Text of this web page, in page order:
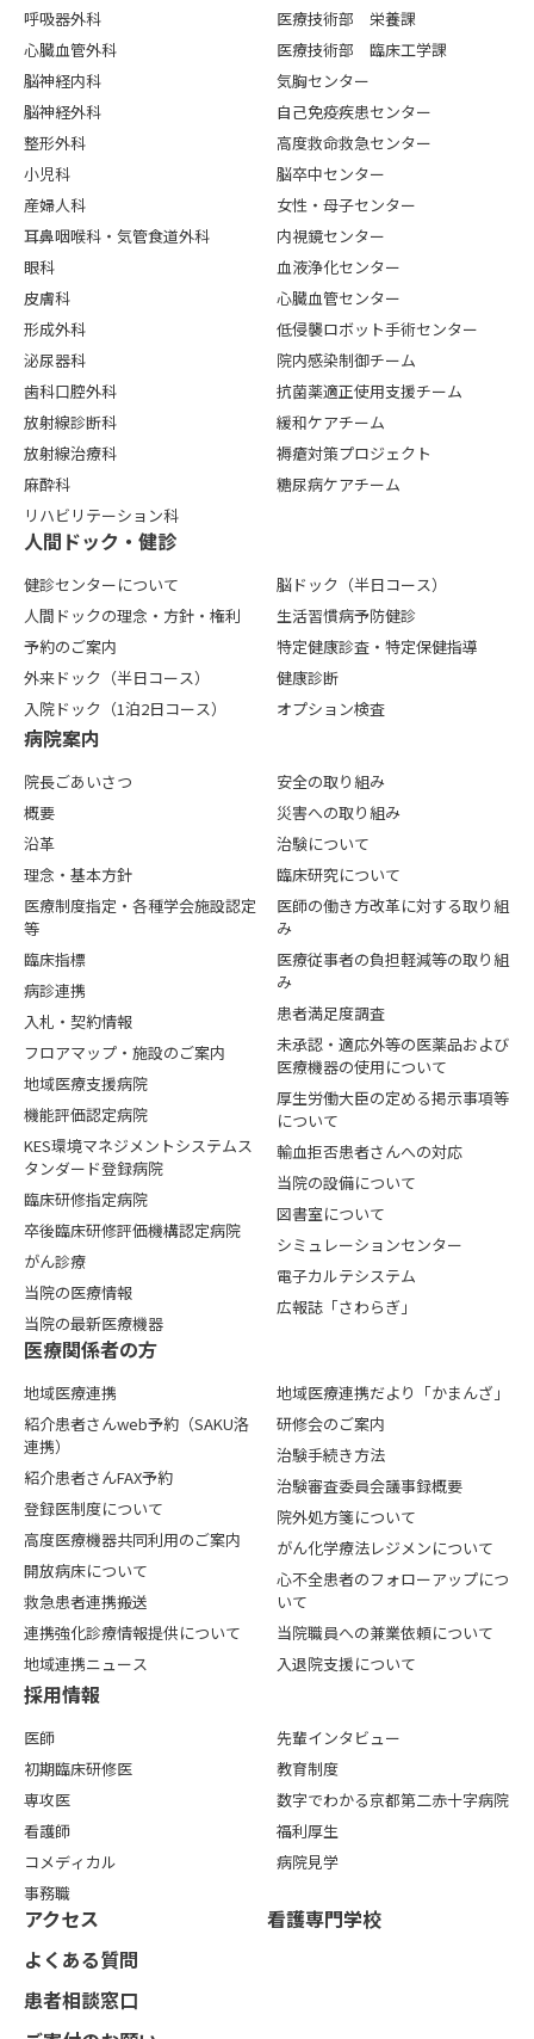
呼吸器外科
心臓血管外科
脳神経内科
脳神経外科
整形外科
小児科
産婦人科
耳鼻咽喉科・気管食道外科
眼科
皮膚科
形成外科
泌尿器科
歯科口腔外科
放射線診断科
放射線治療科
麻酔科
リハビリテーション科
医療技術部 栄養課
医療技術部 臨床工学課
気胸センター
自己免疫疾患センター
高度救命救急センター
脳卒中センター
女性・母子センター
内視鏡センター
血液浄化センター
心臓血管センター
低侵襲ロボット手術センター
院内感染制御チーム
抗菌薬適正使用支援チーム
緩和ケアチーム
褥瘡対策プロジェクト
糖尿病ケアチーム
⼈間ドック・健診
健診センターについて
人間ドックの理念・方針・権利
予約のご案内
外来ドック（半日コース）
入院ドック（1泊2日コース）
脳ドック（半日コース）
生活習慣病予防健診
特定健康診査・特定保健指導
健康診断
オプション検査
病院案内
院長ごあいさつ
概要
沿革
理念・基本方針
医療制度指定・各種学会施設認定
等
臨床指標
病診連携
入札・契約情報
フロアマップ・施設のご案内
地域医療支援病院
機能評価認定病院
KES環境マネジメントシステムス
タンダード登録病院
臨床研修指定病院
卒後臨床研修評価機構認定病院
がん診療
当院の医療情報
当院の最新医療機器
安全の取り組み
災害への取り組み
治験について
臨床研究について
医師の働き方改革に対する取り組
み
医療従事者の負担軽減等の取り組
み
患者満足度調査
未承認・適応外等の医薬品および
医療機器の使用について
厚生労働大臣の定める掲示事項等
について
輸血拒否患者さんへの対応
当院の設備について
図書室について
シミュレーションセンター
電子カルテシステム
広報誌「さわらぎ」
医療関係者の⽅
地域医療連携
紹介患者さんweb予約（SAKU洛
連携）
紹介患者さんFAX予約
登録医制度について
高度医療機器共同利用のご案内
開放病床について
救急患者連携搬送
連携強化診療情報提供について
地域連携ニュース
地域医療連携だより「かまんざ」
研修会のご案内
治験手続き方法
治験審査委員会議事録概要
院外処方箋について
がん化学療法レジメンについて
心不全患者のフォローアップにつ
いて
当院職員への兼業依頼について
入退院支援について
採用情報
医師
初期臨床研修医
専攻医
看護師
コメディカル
事務職
先輩インタビュー
教育制度
数字でわかる京都第二赤十字病院
福利厚生
病院見学
アクセス
よくある質問
患者相談窓口
看護専⾨学校